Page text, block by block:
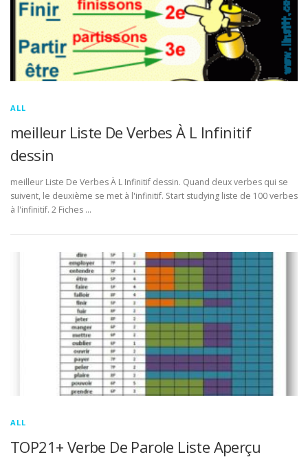
ALL
meilleur Liste De Verbes À L Infinitif
dessin
meilleur Liste De Verbes À L Infinitif dessin. Quand deux verbes qui se
suivent, le deuxième se met à l'infinitif. Start studying liste de 100 verbes
à l'infinitif. 2 Fiches …
ALL
TOP21+ Verbe De Parole Liste Aperçu